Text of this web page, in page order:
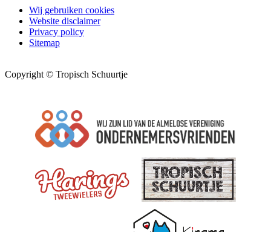
Wij gebruiken cookies
Website disclaimer
Privacy policy
Sitemap
Copyright © Tropisch Schuurtje